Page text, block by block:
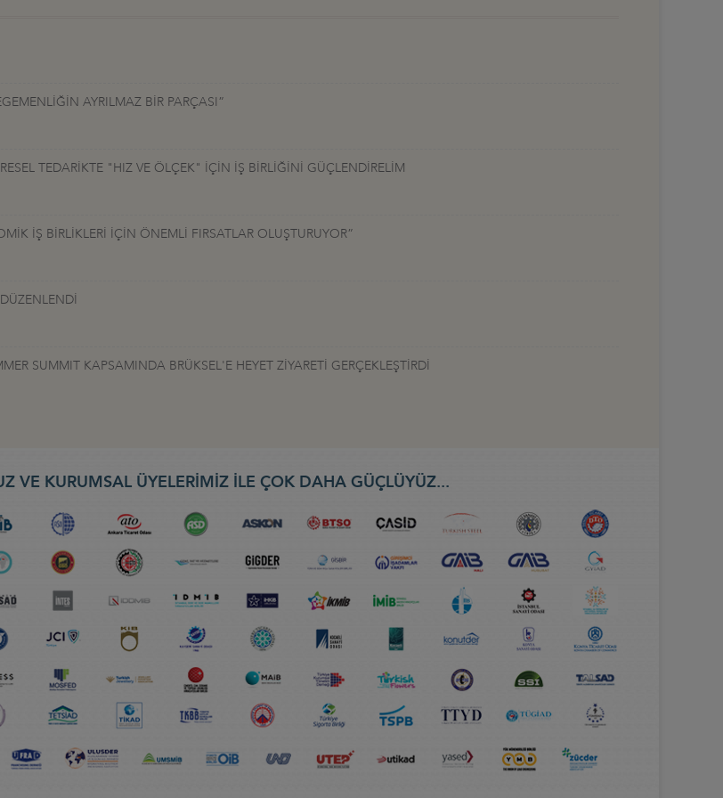
AYRILMAZ BİR PARÇASI”
TEDARİKTE "HIZ VE ÖLÇEK" İÇİN İŞ BİRLİĞİNİ GÜÇLENDİRELİM
İŞ BİRLİKLERİ İÇİN ÖNEMLİ FIRSATLAR OLUŞTURUYOR”
SUMMIT KAPSAMINDA BRÜKSEL'E HEYET ZİYARETİ GERÇEKLEŞTİRDİ
VE KURUMSAL ÜYELERİMİZ İLE ÇOK DAHA GÜÇLÜYÜZ...